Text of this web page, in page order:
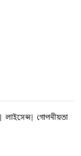
লাইসেন্স
গোপনীয়তা